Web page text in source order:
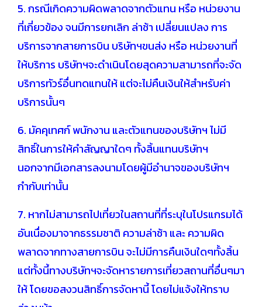
5. กรณีเกิดความผิดพลาดจากตัวแทน หรือ หน่วยงาน
ที่เกี่ยวข้อง จนมีการยกเลิก ล่าช้า เปลี่ยนแปลง การ
บริการจากสายการบิน บริษัทฯขนส่ง หรือ หน่วยงานที่
ให้บริการ บริษัทฯจะดำเนินโดยสุดความสามารถที่จะจัด
บริการทัวร์อื่นทดแทนให้ แต่จะไม่คืนเงินให้สำหรับค่า
บริการนั้นๆ
6. มัคคุเทศก์ พนักงาน และตัวแทนของบริษัทฯ ไม่มี
สิทธิ์ในการให้คำสัญญาใดๆ ทั้งสิ้นแทนบริษัทฯ
นอกจากมีเอกสารลงนามโดยผู้มีอำนาจของบริษัทฯ
กำกับเท่านั้น
7. หากไม่สามารถไปเที่ยวในสถานที่ที่ระบุในโปรแกรมได้
อันเนื่องมาจากธรรมชาติ ความล่าช้า และ ความผิด
พลาดจากทางสายการบิน จะไม่มีการคืนเงินใดๆทั้งสิ้น
แต่ทั้งนี้ทางบริษัทฯจะจัดหารายการเที่ยวสถานที่อื่นๆมา
ให้ โดยขอสงวนสิทธิ์การจัดหานี้ โดยไม่แจ้งให้ทราบ